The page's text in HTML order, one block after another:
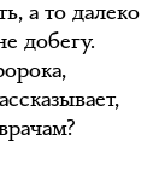
а то далеко
добегу.